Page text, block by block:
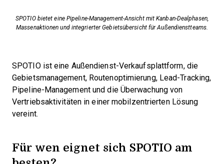
SPOTIO bietet eine Pipeline-Management-Ansicht mit Kanban-Dealphasen,
Massenaktionen und integrierter Gebietsübersicht für Außendienstteams.
SPOTIO ist eine Außendienst-Verkaufsplattform, die
Gebietsmanagement, Routenoptimierung, Lead-Tracking,
Pipeline-Management und die Überwachung von
Vertriebsaktivitäten in einer mobilzentrierten Lösung
vereint.
Für wen eignet sich SPOTIO am